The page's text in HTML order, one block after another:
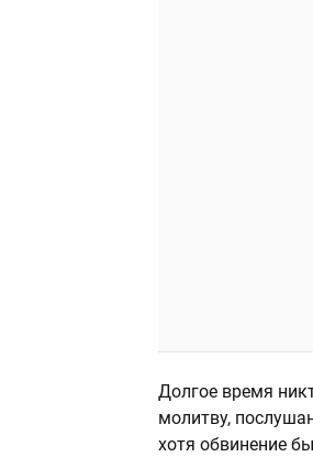
Долгое время
молитву,
хотя обвинение